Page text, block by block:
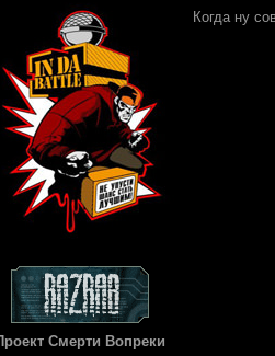
Смерти Вопреки
Когда ну